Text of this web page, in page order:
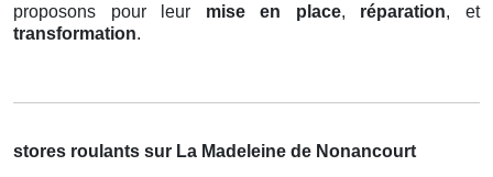
proposons pour leur mise en place, réparation, et
transformation.
stores roulants sur La Madeleine de Nonancourt